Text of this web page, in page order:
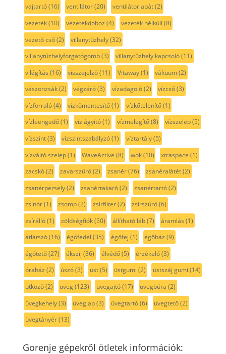
vajtartó(16) ventilátor(20) ventilátorlapát(2)
vezeték(10) vezetékdoboz (4) vezeték nélküli (8)
vezető cső(2) villanytűzhely(32)
villanytűzhelyforgatógomb(3) villanytűzhely kapcsoló(11)
világítás (16) visszajelző(11) Vitaway(1) vákuum(2)
vászonzsák(2) végzáró(3) vízadagoló(2) vízcső(3)
vízforraló(4) vízkőmentesítő(1) vízkőtelenítő(1)
vízleengedő(1) vízlágyító(1) vízmelegítő(8) vízszelep(5)
vízszint(3) vízszintszabályzó(1) víztartály(5)
vízváltó szelep(1) WaveActive (8) wok(10) xtraspace (1)
zacskó(2) zavarszűrő(2) zsanér(76) zsanéralátét(2)
zsanérpersely(2) zsanértakaró(2) zsanértartó(2)
zsinór(1) zsomp(2) zsírfilter(2) zsírszűrő(6)
zsírálló(1) zöldségfiók(50) állítható láb(7) áramlás (1)
átlátszó(16) égőfedél (35) égőfej (1) égőház (9)
égőtető(27) ékszíj (36) élvédő(5) érzékelő(3)
óraház (2) úszó(3) üst(5) üstgumi (2) üstszáj gumi (14)
ütköző(2) üveg(123) üvegajtó(17) üvegbúra (2)
üvegkehely(3) üveglap(3) üvegtartó(6) üvegtető(2)
üvegtányér(13)
Gorenje gépekről ötletek információk: